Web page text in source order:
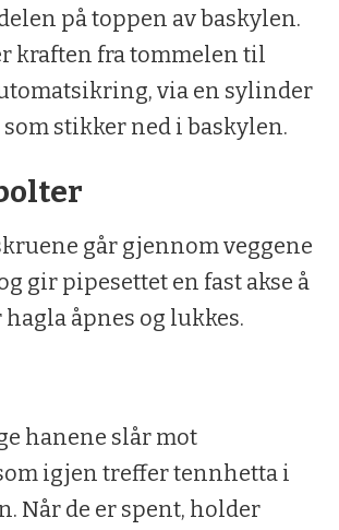
på toppen av baskylen.
kraften fra tommelen til
via en sylinder
stikker ned i baskylen.
går gjennom veggene
gir pipesettet en fast akse å
åpnes og lukkes.
hanene slår mot
igjen treffer tennhetta i
Når de er spent, holder